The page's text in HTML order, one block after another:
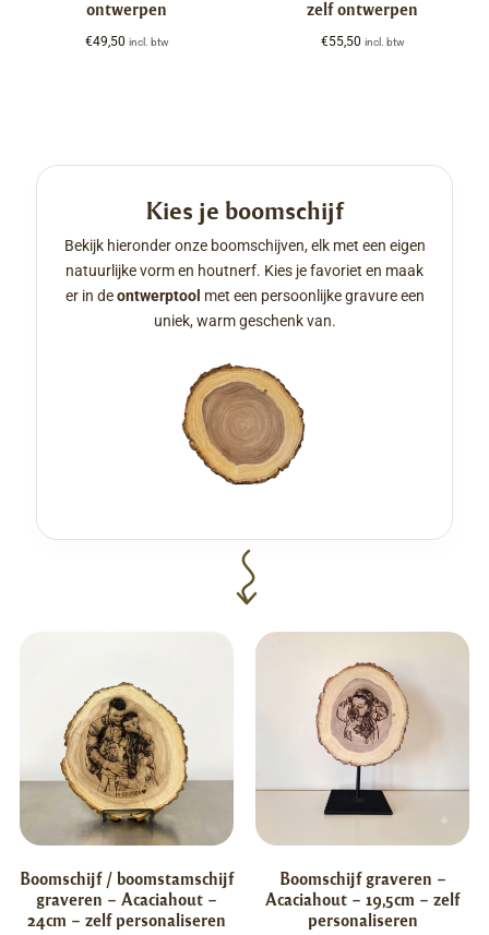
ontwerpen
€49,50 incl. btw
zelf ontwerpen
€55,50 incl. btw
Kies je boomschijf
Bekijk hieronder onze boomschijven, elk met een eigen
natuurlijke vorm en houtnerf. Kies je favoriet en maak
er in deontwerptool met een persoonlijke gravure een
uniek, warm geschenk van.
Boomschijf / boomstamschijf
graveren – Acaciahout –
24cm – zelf personaliseren
Boomschijf graveren –
Acaciahout – 19,5cm – zelf
personaliseren